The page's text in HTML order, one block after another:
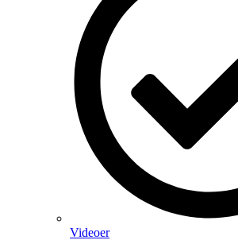
Videoer